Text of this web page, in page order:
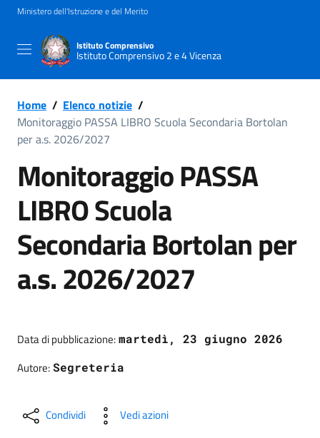
Ministero dell'Istruzione e del Merito
Istituto Comprensivo
Istituto Comprensivo 2 e 4 Vicenza
Home / Elenco notizie /
Monitoraggio PASSA LIBRO Scuola Secondaria Bortolan
per a.s. 2026/2027
Monitoraggio PASSA
LIBRO Scuola
Secondaria Bortolan per
a.s. 2026/2027
Data di pubblicazione:martedì, 23 giugno 2026
Autore:Segreteria
Condividi Vedi azioni